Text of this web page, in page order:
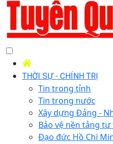
THỜI SỰ - CHÍNH TRỊ
Tin trong tỉnh
Tin trong nước
Xây dựng Đảng -
Bảo vệ nền tảng
Đạo đức Hồ Chí